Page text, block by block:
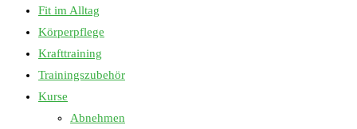
Fit im Alltag
Körperpflege
Krafttraining
Trainingszubehör
Kurse
Abnehmen